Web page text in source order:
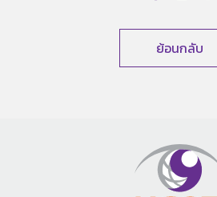
ย้อนกลับ